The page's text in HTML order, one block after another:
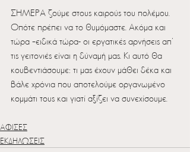
ΣΗΜΕΡΑ ζούμε στους καιρούς του πολέμου.
Οπότε πρέπει να το θυμόμαστε. Ακόμα και
τώρα –ειδικά τώρα- οι εργατικές αρνήσεις απ’
τις γειτονιές είναι η δύναμή μας. Κι αυτό θα
κουβεντιάσουμε: τι μας έχουν μάθει δέκα και
βάλε χρόνια που αποτελούμε οργανωμένο
κομμάτι τους και γιατί αξίζει να συνεχίσουμε.
ΑΦΙΣΕΣ
ΕΚΔΗΛΩΣΕΙΣ